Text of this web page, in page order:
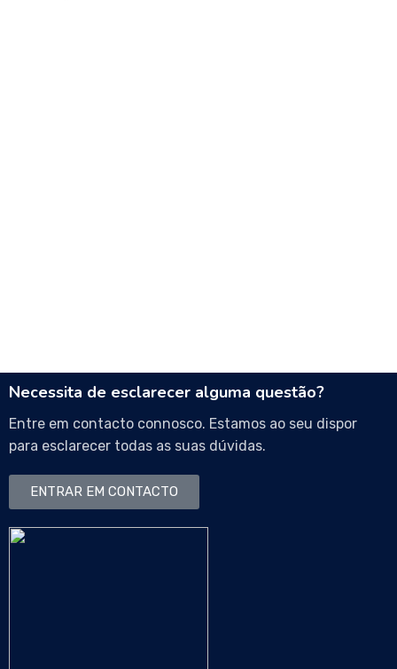
Necessita de esclarecer alguma questão?
Entre em contacto connosco. Estamos ao seu dispor
para esclarecer todas as suas dúvidas.
ENTRAR EM CONTACTO